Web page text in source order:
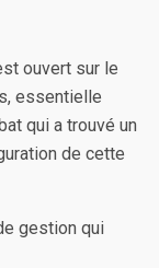
ouvert sur le
essentielle
qui a trouvé un
de cette
gestion qui